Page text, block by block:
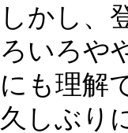
しかし、
ろいろや
にも理解
久しぶり